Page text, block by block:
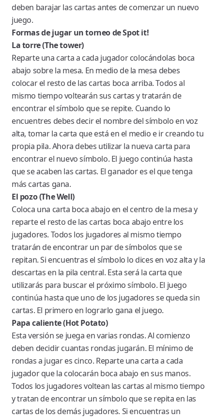
deben barajar las cartas antes de comenzar un nuevo
juego.
Formas de jugar un torneo de Spot it!
La torre (The tower)
Reparte una carta a cada jugador colocándolas boca
abajo sobre la mesa. En medio de la mesa debes
colocar el resto de las cartas boca arriba. Todos al
mismo tiempo voltearán sus cartas y tratarán de
encontrar el símbolo que se repite. Cuando lo
encuentres debes decir el nombre del símbolo en voz
alta, tomar la carta que está en el medio e ir creando tu
propia pila. Ahora debes utilizar la nueva carta para
encontrar el nuevo símbolo. El juego continúa hasta
que se acaben las cartas. El ganador es el que tenga
más cartas gana.
El pozo (The Well)
Coloca una carta boca abajo en el centro de la mesa y
reparte el resto de las cartas boca abajo entre los
jugadores. Todos los jugadores al mismo tiempo
tratarán de encontrar un par de símbolos que se
repitan. Si encuentras el símbolo lo dices en voz alta y la
descartas en la pila central. Esta será la carta que
utilizarás para buscar el próximo símbolo. El juego
continúa hasta que uno de los jugadores se queda sin
cartas. El primero en lograrlo gana el juego.
Papa caliente (Hot Potato)
Esta versión se juega en varias rondas. Al comienzo
deben decidir cuantas rondas jugarán. El mínimo de
rondas a jugar es cinco. Reparte una carta a cada
jugador que la colocarán boca abajo en sus manos.
Todos los jugadores voltean las cartas al mismo tiempo
y tratan de encontrar un símbolo que se repita en las
cartas de los demás jugadores. Si encuentras un